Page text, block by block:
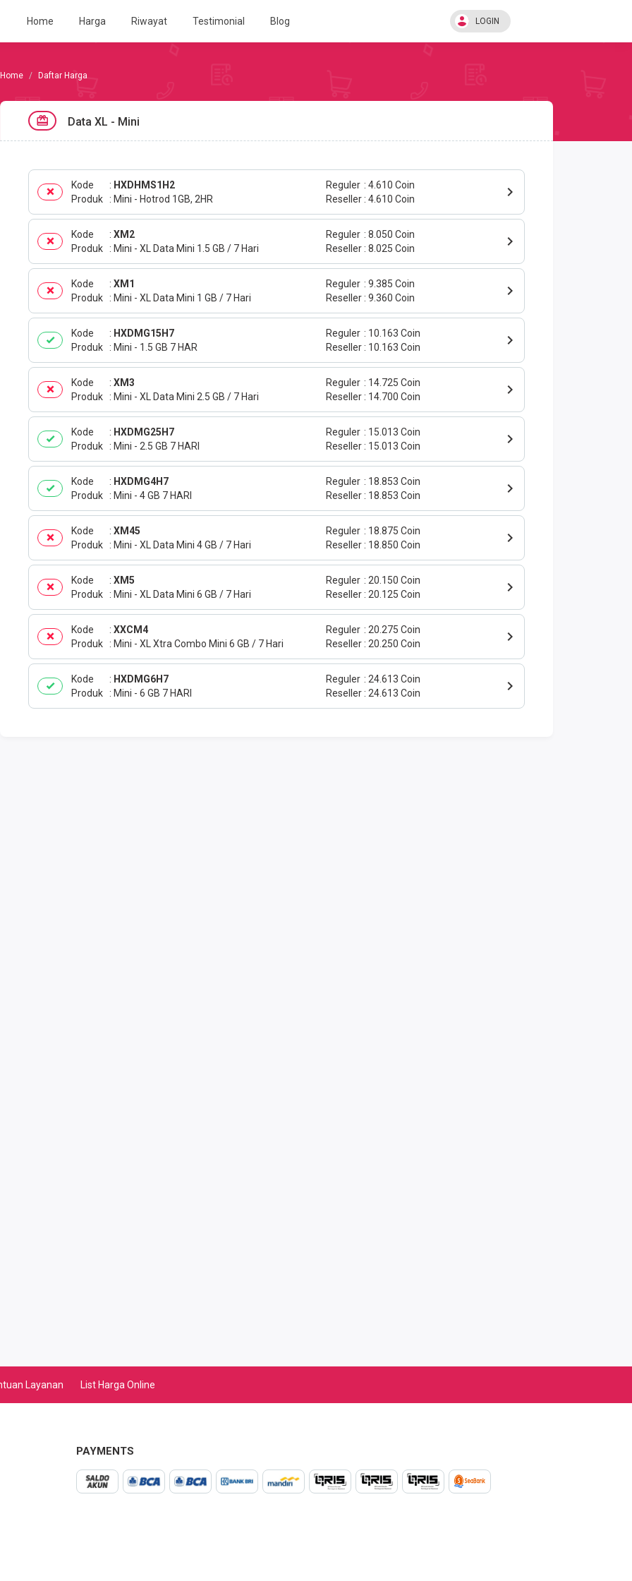
Home Harga Riwayat Testimonial Blog LOGIN
Daftar Harga
Data XL - Mini
Kode
HXDHMS1H2
Produk
Mini - Hotrod 1GB, 2HR
Reguler
4.610 Coin
Reseller 4.610 Coin
Kode
XM2
Produk
Mini - XL Data Mini 1.5 GB / 7 Hari
Reguler
8.050 Coin
Reseller 8.025 Coin
Kode
XM1
Produk
Mini - XL Data Mini 1 GB / 7 Hari
Reguler
9.385 Coin
Reseller 9.360 Coin
Kode
HXDMG15H7
Produk
Mini - 1.5 GB 7 HAR
Reguler
10.163 Coin
Reseller
10.163 Coin
Kode
XM3
Produk
Mini - XL Data Mini 2.5 GB / 7 Hari
Reguler
14.725 Coin
Reseller
14.700 Coin
Kode
HXDMG25H7
Produk
Mini - 2.5 GB 7 HARI
Reguler
15.013 Coin
Reseller
15.013 Coin
Kode
HXDMG4H7
Produk
Mini - 4 GB 7 HARI
Reguler
18.853 Coin
Reseller
18.853 Coin
Kode
XM45
Produk
Mini - XL Data Mini 4 GB / 7 Hari
Reguler
18.875 Coin
Reseller
18.850 Coin
Kode
XM5
Produk
Mini - XL Data Mini 6 GB / 7 Hari
Reguler
20.150 Coin
Reseller
20.125 Coin
Kode
XXCM4
Produk
Mini - XL Xtra Combo Mini 6 GB / 7 Hari
Reguler
20.275 Coin
Reseller
20.250 Coin
Kode
HXDMG6H7
Produk
Mini - 6 GB 7 HARI
Reguler
24.613 Coin
Reseller
24.613 Coin
Layanan List Harga Online
PAYMENTS